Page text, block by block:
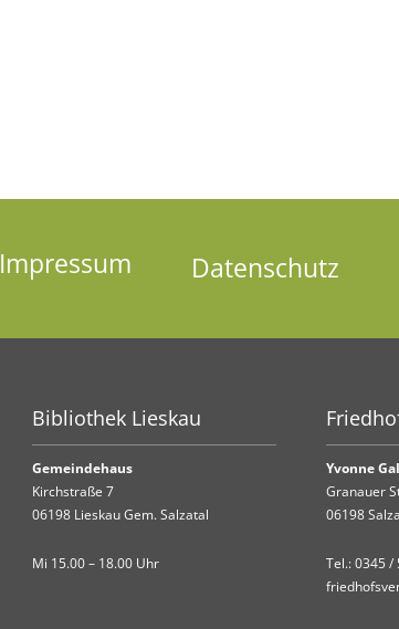
Impressum Datenschutz
Bibliothek Lieskau
Gemeindehaus
Kirchstraße 7
06198 Lieskau Gem. Salzatal
Mi 15.00 – 18.00 Uhr
Yvonne
Granauer
06198
Tel.:0345 /